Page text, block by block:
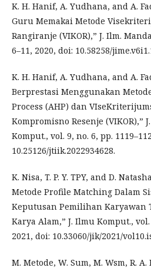
K. H. Hanif, A. Yudhana, and A.
Guru Memakai Metode
Rangiranje (VIKOR),” J. Ilm.
6–11, 2020, doi: 10.58258/
K. H. Hanif, A. Yudhana, and A.
Berprestasi Menggunakan
Process (AHP) dan
Kompromisno Resenje (VIKOR),”
Komput., vol. 9, no. 6, pp.
10.25126/jtiik.2022934628.
K. Nisa, T. P. Y. TPY, and D.
Metode Profile Matching Dalam
Keputusan Pemilihan Karyawan
Karya Alam,” J. Ilmu Komput., vol.
2021, doi: 10.33060/jik/2021/
M. Metode, W. Sum, M. Wsm, R.